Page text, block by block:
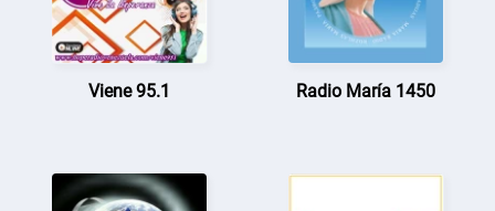
Viene 95.1 Radio María 1450